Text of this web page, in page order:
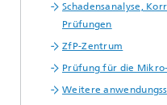
Schadensanalyse,
Prüfungen
ZfP-Zentrum
Prüfung für die
Weitere